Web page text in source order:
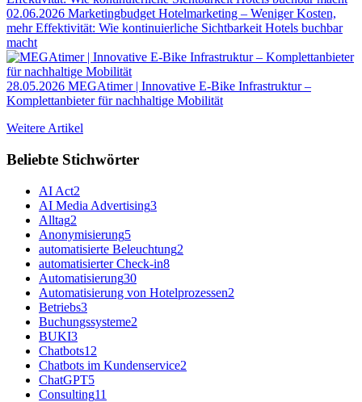
02.06.2026 Marketingbudget Hotelmarketing – Weniger Kosten,
mehr Effektivität: Wie kontinuierliche Sichtbarkeit Hotels buchbar
macht
28.05.2026 MEGAtimer | Innovative E-Bike Infrastruktur –
Komplettanbieter für nachhaltige Mobilität
Weitere Artikel
Beliebte Stichwörter
AI Act2
AI Media Advertising3
Alltag2
Anonymisierung5
automatisierte Beleuchtung2
automatisierter Check-in8
Automatisierung30
Automatisierung von Hotelprozessen2
Betriebs3
Buchungssysteme2
BUKI3
Chatbots12
Chatbots im Kundenservice2
ChatGPT5
Consulting11